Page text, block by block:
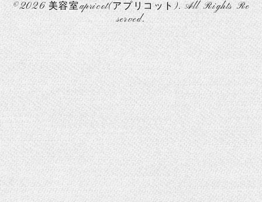
©2026美容室apricot(アプリコット). All Rights Re
served.